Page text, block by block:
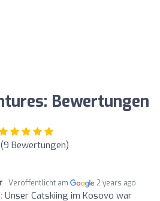
Bewertungen
Bewertungen)
Veröffentlicht am 2 years ago
Unser Catskiing im Kosovo war